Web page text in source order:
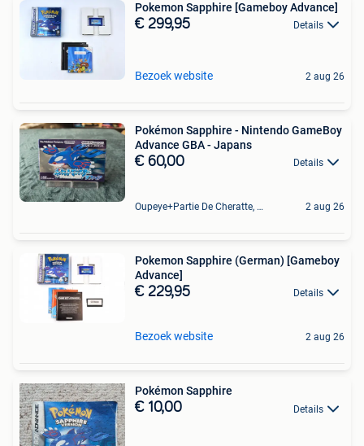
Pokemon Sapphire [Gameboy Advance]
€ 299,95 Details
Bezoek website 2 aug 26
Pokémon Sapphire - Nintendo GameBoy
Advance GBA - Japans
€ 60,00 Details
Oupeye+Partie De Cheratte, Herstal Et Wandre 2 aug 26
Pokemon Sapphire (German) [Gameboy
Advance]
€ 229,95 Details
Bezoek website 2 aug 26
Pokémon Sapphire
€ 10,00 Details